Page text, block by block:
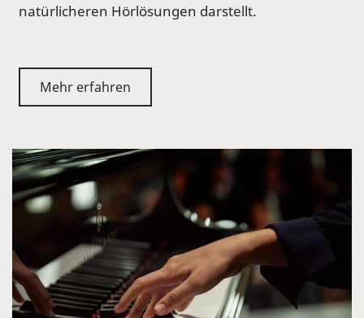
natürlicheren Hörlösungen darstellt.
Mehr erfahren